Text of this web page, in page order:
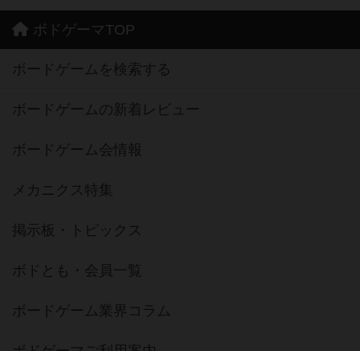
ボドゲーマTOP
ボードゲームを検索する
ボードゲームの新着レビュー
ボードゲーム会情報
メカニクス特集
掲示板・トピックス
ボドとも・会員一覧
ボードゲーム業界コラム